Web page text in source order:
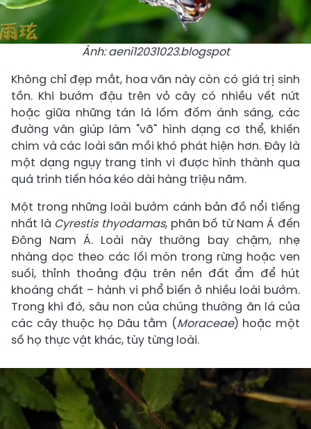
Ảnh: aeni12031023.blogspot
Không chỉ đẹp mắt, hoa văn này còn có giá trị sinh
tồn. Khi bướm đậu trên vỏ cây có nhiều vết nứt
hoặc giữa những tán lá lốm đốm ánh sáng, các
đường vân giúp làm "vỡ" hình dạng cơ thể, khiến
chim và các loài săn mồi khó phát hiện hơn. Đây là
một dạng ngụy trang tinh vi được hình thành qua
quá trình tiến hóa kéo dài hàng triệu năm.
Một trong những loài bướm cánh bản đồ nổi tiếng
nhất là Cyrestis thyodamas, phân bố từ Nam Á đến
Đông Nam Á. Loài này thường bay chậm, nhẹ
nhàng dọc theo các lối mòn trong rừng hoặc ven
suối, thỉnh thoảng đậu trên nền đất ẩm để hút
khoáng chất – hành vi phổ biến ở nhiều loài bướm.
Trong khi đó, sâu non của chúng thường ăn lá của
các cây thuộc họ Dâu tằm (Moraceae) hoặc một
số họ thực vật khác, tùy từng loài.